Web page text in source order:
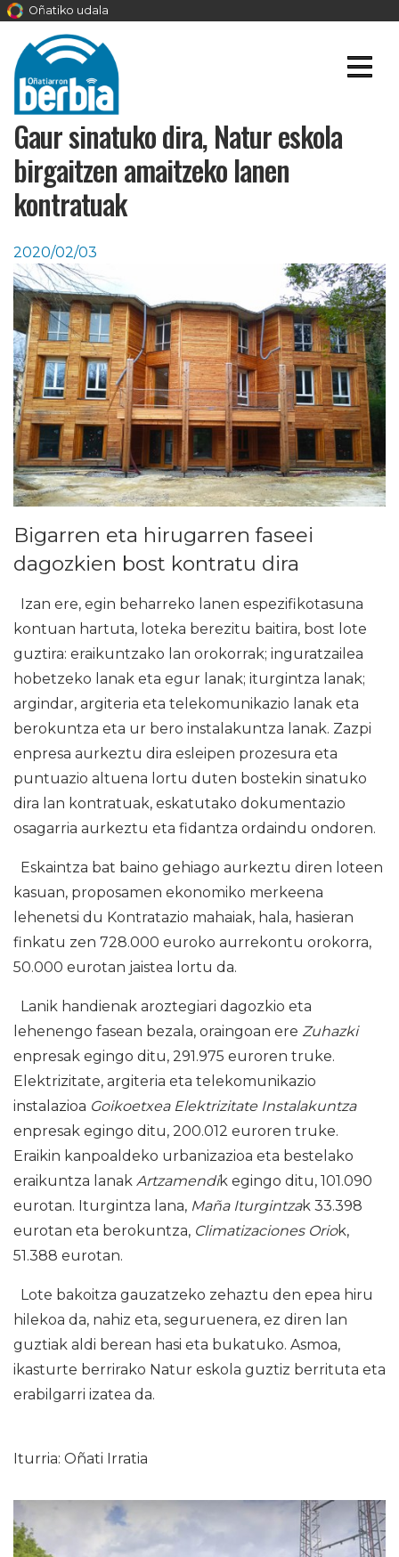
Oñatiko udala
Gaur sinatuko dira, Natur eskola
birgaitzen amaitzeko lanen
kontratuak
2020/02/03
Bigarren eta hirugarren faseei
dagozkien bost kontratu dira
Izan ere, egin beharreko lanen espezifikotasuna
kontuan hartuta, loteka berezitu baitira, bost lote
guztira: eraikuntzako lan orokorrak; inguratzailea
hobetzeko lanak eta egur lanak; iturgintza lanak;
argindar, argiteria eta telekomunikazio lanak eta
berokuntza eta ur bero instalakuntza lanak. Zazpi
enpresa aurkeztu dira esleipen prozesura eta
puntuazio altuena lortu duten bostekin sinatuko
dira lan kontratuak, eskatutako dokumentazio
osagarria aurkeztu eta fidantza ordaindu ondoren.
Eskaintza bat baino gehiago aurkeztu diren loteen
kasuan, proposamen ekonomiko merkeena
lehenetsi du Kontratazio mahaiak, hala, hasieran
finkatu zen 728.000 euroko aurrekontu orokorra,
50.000 eurotan jaistea lortu da.
Lanik handienak aroztegiari dagozkio eta
lehenengo fasean bezala, oraingoan ere Zuhazki
enpresak egingo ditu, 291.975 euroren truke.
Elektrizitate, argiteria eta telekomunikazio
instalazioa Goikoetxea Elektrizitate Instalakuntza
enpresak egingo ditu, 200.012 euroren truke.
Eraikin kanpoaldeko urbanizazioa eta bestelako
eraikuntza lanak Artzamendik egingo ditu, 101.090
eurotan. Iturgintza lana, Maña Iturgintzak 33.398
eurotan eta berokuntza, Climatizaciones Oriok,
51.388 eurotan.
Lote bakoitza gauzatzeko zehaztu den epea hiru
hilekoa da, nahiz eta, seguruenera, ez diren lan
guztiak aldi berean hasi eta bukatuko. Asmoa,
ikasturte berrirako Natur eskola guztiz berrituta eta
erabilgarri izatea da.
Iturria: Oñati Irratia